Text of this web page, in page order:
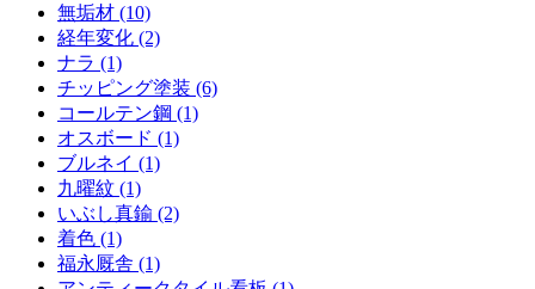
無垢材 (10)
経年変化 (2)
ナラ (1)
チッピング塗装 (6)
コールテン鋼 (1)
オスボード (1)
ブルネイ (1)
九曜紋 (1)
いぶし真鍮 (2)
着色 (1)
福永厩舎 (1)